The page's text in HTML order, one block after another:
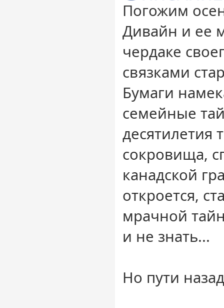
Погожим
Дивайн и ее
чердаке
связками
Бумаги
семейные
десятилетия
сокровища,
канадской
откроется,
мрачной
и не знать...
Но пути